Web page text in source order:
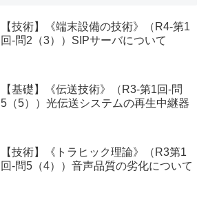
【技術】《端末設備の技術》（R4-第1
回-問2（3））SIPサーバについて
【基礎】《伝送技術》（R3-第1回-問
5（5））光伝送システムの再生中継器
【技術】《トラヒック理論》（R3第1
回-問5（4））音声品質の劣化について